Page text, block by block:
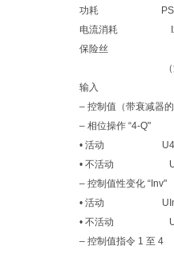
功耗 PS
电流消耗
保险丝 热
（温度降至
输入
– 控制值（带衰减器
– 相位操作 “4-Q"
• 活动 U4-Q
• 不活动 U4-
– 控制值性变化 “Inv"
• 活动 UInv
• 不活动
– 控制值指令 1 至 4